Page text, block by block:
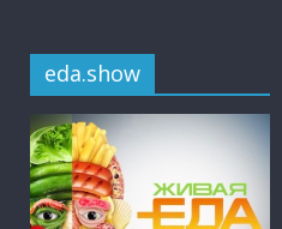
eda.show